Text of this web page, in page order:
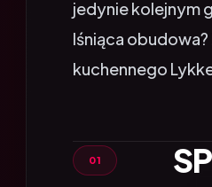
lśniąca
kuchennego